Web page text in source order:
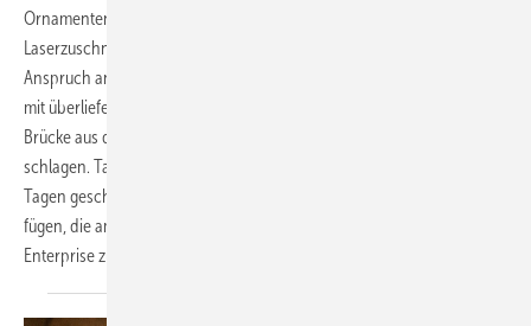
Ornamentenherstellung mit der Präzision hochmoderner
Laserzuschnitte zu kombinieren. Das Tollkühne dabei war der
Anspruch an das Spenglerhandwerk selbst bzw. die Beweisführung,
mit überliefertem Fachwissen und der nötigen Fingerfertigkeit eine
Brücke aus der Vergangenheit in die digitale Fertigung zu
schlagen. Tatsächlich haben es alle Workshop-Teilnehmer in nur zwei
Tagen geschafft, jeweils 83 Einzelkomponenten zu einer Struktur zu
fügen, die am Ende dem legendären TV- und Kinoraumschiff
Enterprise zum Verwechseln